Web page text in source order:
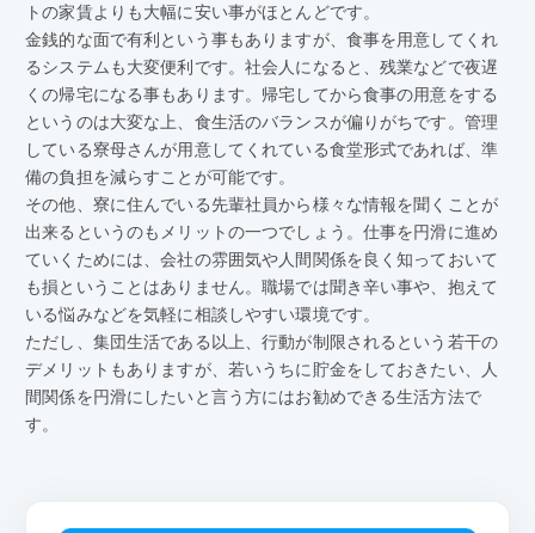
トの家賃よりも大幅に安い事がほとんどです。
金銭的な面で有利という事もありますが、食事を用意してくれ
るシステムも大変便利です。社会人になると、残業などで夜遅
くの帰宅になる事もあります。帰宅してから食事の用意をする
というのは大変な上、食生活のバランスが偏りがちです。管理
している寮母さんが用意してくれている食堂形式であれば、準
備の負担を減らすことが可能です。
その他、寮に住んでいる先輩社員から様々な情報を聞くことが
出来るというのもメリットの一つでしょう。仕事を円滑に進め
ていくためには、会社の雰囲気や人間関係を良く知っておいて
も損ということはありません。職場では聞き辛い事や、抱えて
いる悩みなどを気軽に相談しやすい環境です。
ただし、集団生活である以上、行動が制限されるという若干の
デメリットもありますが、若いうちに貯金をしておきたい、人
間関係を円滑にしたいと言う方にはお勧めできる生活方法で
す。